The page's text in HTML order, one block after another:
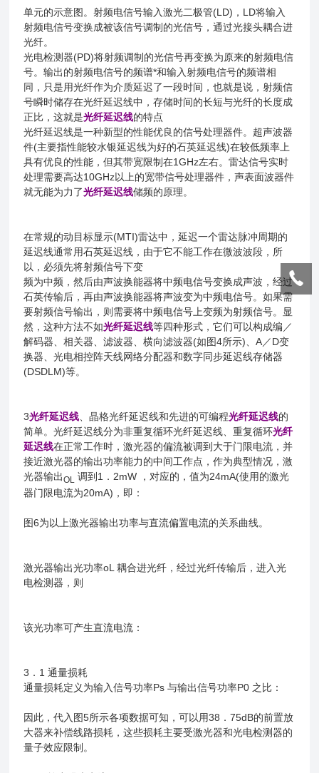
单元的示意图。射频电信号输入激光二极管(LD)，LD将输入
射频电信号变换成被该信号调制的光信号，通过光接头耦合进
光纤。
光电检测器(PD)将射频调制的光信号再变换为原来的射频电信
号。输出的射频电信号的频谱*和输入射频电信号的频谱相
同，只是用光纤作为介质延迟了一段时间，也就是说，射频信
号瞬时储存在光纤延迟线中，存储时间的长短与光纤的长度成
正比，这就是光纤延迟线的特点
光纤延迟线是一种新型的性能优良的信号处理器件。超声波器
件(主要指性能较水银延迟线为好的石英延迟线)在较低频率上
具有优良的性能，但其带宽限制在1GHz左右。雷达信号实时
处理需要高达10GHz以上的宽带信号处理器件，声表面波器件
就无能为力了光纤延迟线储频的原理。
在常规的动目标显示(MTI)雷达中，延迟一个雷达脉冲周期的
延迟线通常用石英延迟线，由于它不能工作在微波波段，所
以，必须先将射频信号下变
频为中频，然后由声波换能器将中频电信号变换成声波，经过
石英传输后，再由声波换能器将声波变为中频电信号。如果需
要射频信号输出，则需要将中频电信号上变频为射频信号。显
然，这种方法不如光纤延迟线等四种形式，它们可以构成编／
解码器、相关器、滤波器、横向滤波器(如图4所示)、A／D变
换器、光电相控阵天线网络分配器和数字同步延迟线存储器
(DSDLM)等。
3光纤延迟线 、晶格光纤延迟线和先进的可编程光纤延迟线的
简单。光纤延迟线分为非重复循环光纤延迟线、重复循环光纤
延迟线在正常工作时，激光器的偏流被调到大于门限电流，并
接近激光器的输出功率能力的中间工作点，作为典型情况，激
光器输出OL
调到1．2mW ，对应的，值为24mA(使用的激光
器门限电流为20mA)，即：
图6为以上激光器输出功率与直流偏置电流的关系曲线。
激光器输出光功率oL 耦合进光纤，经过光纤传输后，进入光
电检测器，则
该光功率可产生直流电流：
3．1 通量损耗
通量损耗定义为输入信号功率Ps 与输出信号功率P0 之比：
因此，代入图5所示各项数据可知，可以用38．75dB的前置放
大器来补偿线路损耗，这些损耗主要受激光器和光电检测器的
量子效应限制。